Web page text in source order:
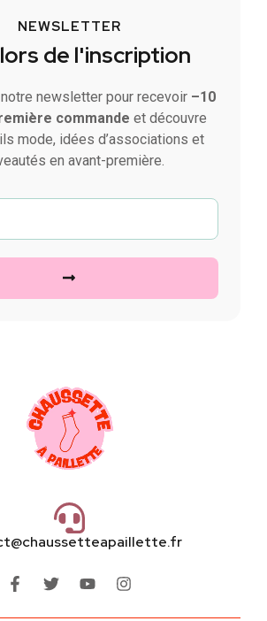
NEWSLETTER
de l'inscription
newsletter pour recevoir –10
commande et découvre
mode, idées d’associations et
en avant-première.